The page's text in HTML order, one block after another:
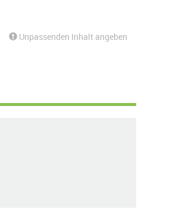
Unpassenden Inhalt angeben